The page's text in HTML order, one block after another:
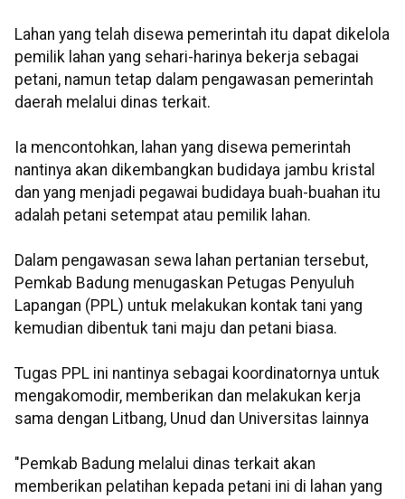
Lahan yang telah disewa pemerintah itu dapat dikelola
pemilik lahan yang sehari-harinya bekerja sebagai
petani, namun tetap dalam pengawasan pemerintah
daerah melalui dinas terkait.
Ia mencontohkan, lahan yang disewa pemerintah
nantinya akan dikembangkan budidaya jambu kristal
dan yang menjadi pegawai budidaya buah-buahan itu
adalah petani setempat atau pemilik lahan.
Dalam pengawasan sewa lahan pertanian tersebut,
Pemkab Badung menugaskan Petugas Penyuluh
Lapangan (PPL) untuk melakukan kontak tani yang
kemudian dibentuk tani maju dan petani biasa.
Tugas PPL ini nantinya sebagai koordinatornya untuk
mengakomodir, memberikan dan melakukan kerja
sama dengan Litbang, Unud dan Universitas lainnya
"Pemkab Badung melalui dinas terkait akan
memberikan pelatihan kepada petani ini di lahan yang